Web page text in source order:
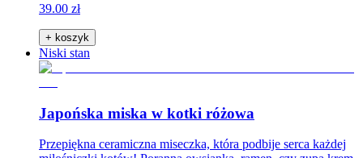
39.00 zł
+ koszyk
Niski stan
Japońska miska w kotki różowa
Przepiękna ceramiczna miseczka, która podbije serca każdej